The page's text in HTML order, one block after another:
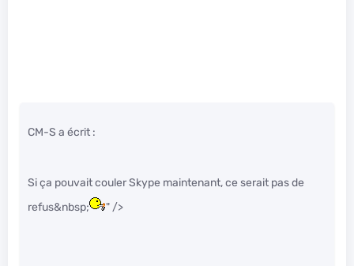
CM-S a écrit :
Si ça pouvait couler Skype maintenant, ce serait pas de
refus&nbsp;
" />